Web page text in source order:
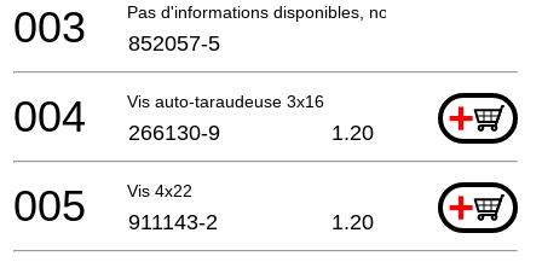
Pas d'informations disponibles, non commandable
003 852057-5
Vis auto-taraudeuse 3x16 +
004 266130-9 1.20
Vis 4x22 +
005 911143-2 1.20